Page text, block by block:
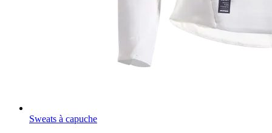
Sweats à capuche